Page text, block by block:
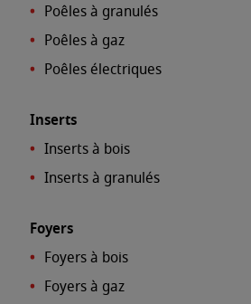
Poêles à granulés
Poêles à gaz
Poêles électriques
Inserts
Inserts à bois
Inserts à granulés
Foyers
Foyers à bois
Foyers à gaz